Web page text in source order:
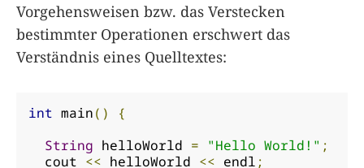
Vorgehensweisen bzw. das Verstecken
bestimmter Operationen erschwert das
Verständnis eines Quelltextes:
int main()
{
String helloWorld = "Hello World!" ;
  cout
<< helloWorld << endl ;